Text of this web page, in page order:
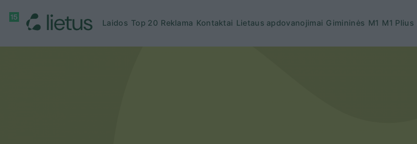
Laidos Top 20 Reklama Kontaktai Lietaus apdovanojimai Gimininės M1 M1 Plius